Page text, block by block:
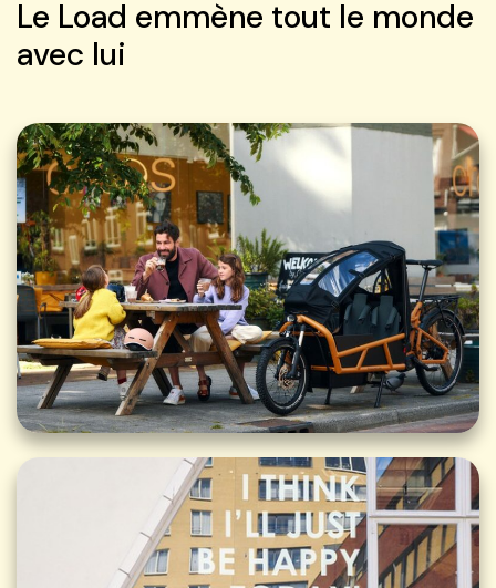
Le Load emmène tout le monde
avec lui